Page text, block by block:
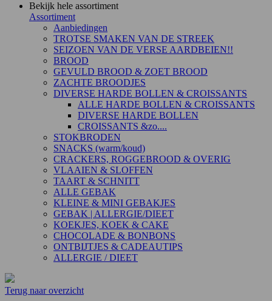
Bekijk hele assortiment
Assortiment
Aanbiedingen
TROTSE SMAKEN VAN DE STREEK
SEIZOEN VAN DE VERSE AARDBEIEN!!
BROOD
GEVULD BROOD & ZOET BROOD
ZACHTE BROODJES
DIVERSE HARDE BOLLEN & CROISSANTS
ALLE HARDE BOLLEN & CROISSANTS
DIVERSE HARDE BOLLEN
CROISSANTS &zo....
STOKBRODEN
SNACKS (warm/koud)
CRACKERS, ROGGEBROOD & OVERIG
VLAAIEN & SLOFFEN
TAART & SCHNITT
ALLE GEBAK
KLEINE & MINI GEBAKJES
GEBAK | ALLERGIE/DIEET
KOEKJES, KOEK & CAKE
CHOCOLADE & BONBONS
ONTBIJTJES & CADEAUTIPS
ALLERGIE / DIEET
Terug naar overzicht